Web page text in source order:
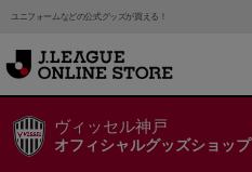
ユニフォームなどの公式グッズが買える！
ヴィッセル神戸
オフィシャルグッズショップ